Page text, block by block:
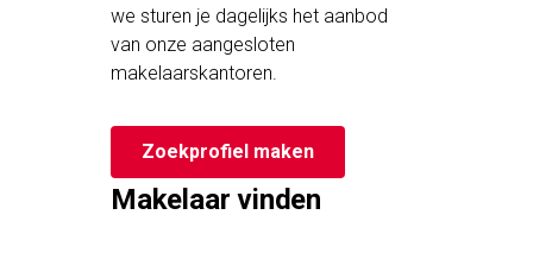
we sturen je dagelijks het aanbod
van onze aangesloten
makelaarskantoren.
Zoekprofiel maken
Makelaar vinden